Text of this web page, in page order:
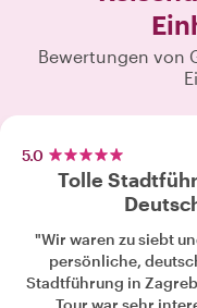
Bewertungen von
5.0
Tolle
"Wir waren zu siebt
persönliche,
Stadtführung in
Tour war sehr